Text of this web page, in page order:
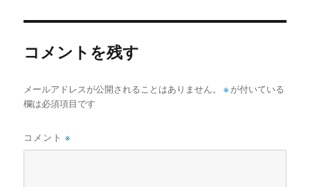
コメントを残す
メールアドレスが公開されることはありません。 ※ が付いている
欄は必須項目です
コメント※